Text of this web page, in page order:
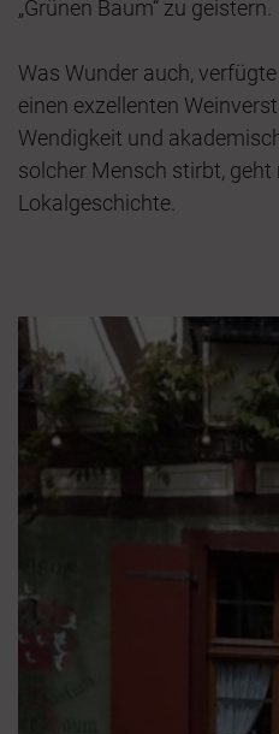
„Grünen Baum“ zu geistern.
Was Wunder auch,
einen exzellenten
Wendigkeit und
solcher Mensch stirbt,
Lokalgeschichte.